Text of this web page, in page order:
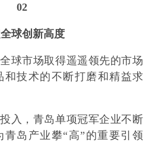
02
球创新高度
球市场取得遥遥领先的市场
和技术的不断打磨和精益求
入，青岛单项冠军企业不断
岛产业攀“高”的重要引领